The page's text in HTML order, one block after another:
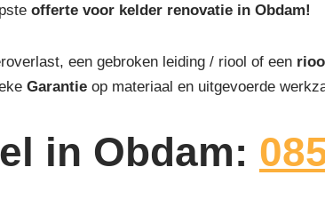
offerte voor kelder renovatie in Obdam!
een gebroken leiding / riool of een
Garantie op materiaal en uitgevoerde
in Obdam: